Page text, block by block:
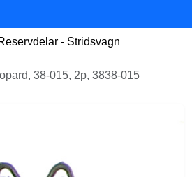
- Stridsvagn
38-015, 2p, 3838-015